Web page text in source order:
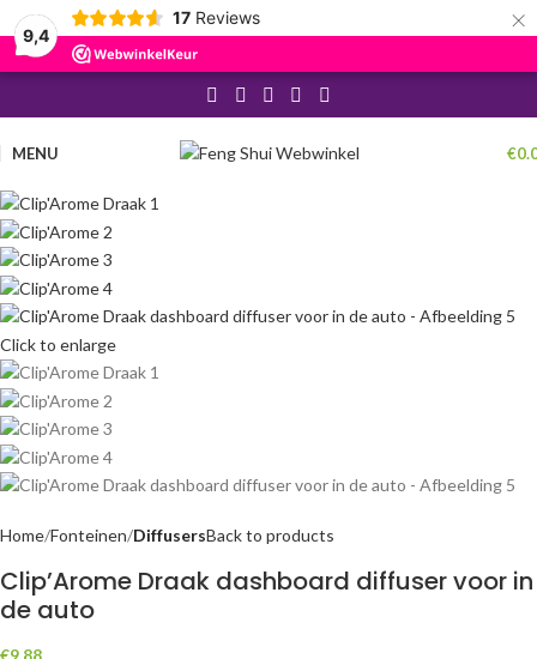
9,4
17 Reviews ×
MENU €
Click to enlarge
Home Fonteinen DiffusersBack to products
Clip’Arome Draak dashboard diffuser voor in
de auto
€9.88